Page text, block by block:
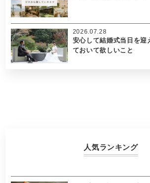
安心して結婚式当日を迎
ておいて欲しいこと
2026.07.28
人気ランキング